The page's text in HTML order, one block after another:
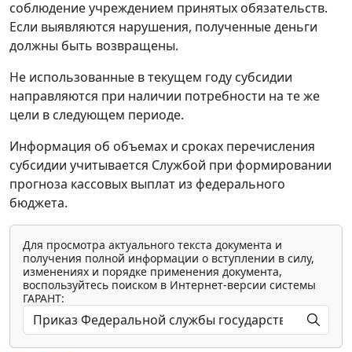
соблюдение учреждением принятых обязательств.
Если выявляются нарушения, полученные деньги
должны быть возвращены.
Не использованные в текущем году субсидии
направляются при наличии потребности на те же
цели в следующем периоде.
Информация об объемах и сроках перечисления
субсидии учитывается Службой при формировании
прогноза кассовых выплат из федерального
бюджета.
Для просмотра актуального текста документа и
получения полной информации о вступлении в силу,
изменениях и порядке применения документа,
воспользуйтесь поиском в Интернет-версии системы
ГАРАНТ: